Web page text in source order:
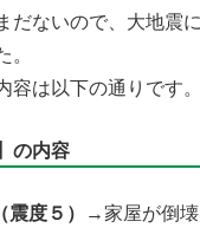
だないので、大地震
。
容は以下の通りです。
の内容
度５） →家屋が倒